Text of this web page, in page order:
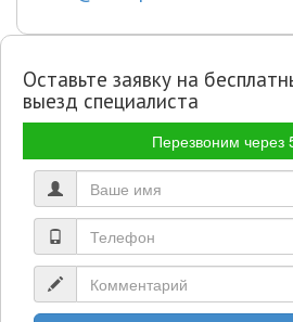
Оставьте заявку на
выезд специалиста
Перезвоним через